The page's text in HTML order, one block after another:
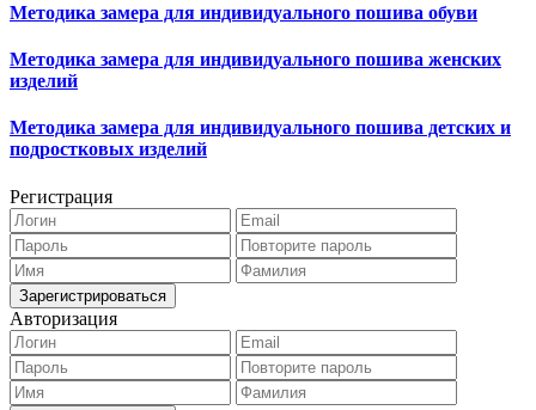
Методика замера для индивидуального пошива обуви
Методика замера для индивидуального пошива женских
изделий
Методика замера для индивидуального пошива детских и
подростковых изделий
Регистрация
Авторизация